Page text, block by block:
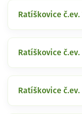
Ratíškovice č.ev.
Ratíškovice č.ev.
Ratíškovice č.ev.